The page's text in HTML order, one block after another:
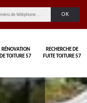
RÉNOVATION
DE TOITURE 57
RECHERCHE DE
FUITE TOITURE 57